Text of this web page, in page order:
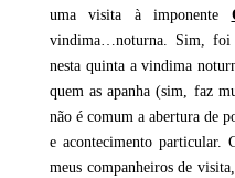
uma visita à imponente
vindima…noturna. Sim,
nesta quinta a vindima
quem as apanha (sim, faz
não é comum a abertura de
e acontecimento particular.
meus companheiros de